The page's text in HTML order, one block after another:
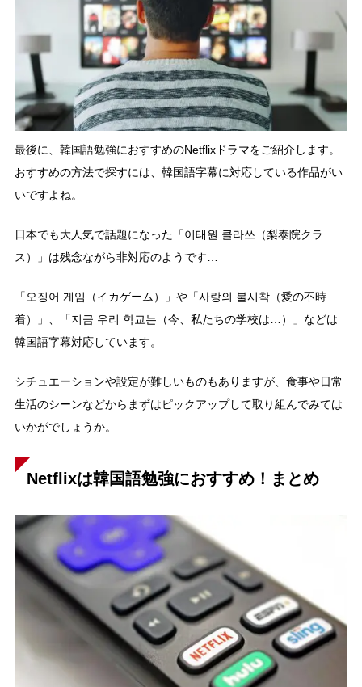
最後に、韓国語勉強におすすめのNetflixドラマをご紹介します。
おすすめの方法で探すには、韓国語字幕に対応している作品がい
いですよね。
日本でも大人気で話題になった「이태원 클라쓰（梨泰院クラ
ス）」は残念ながら非対応のようです…
「오징어 게임（イカゲーム）」や「사랑의 불시착（愛の不時
着）」、「지금 우리 학교는（今、私たちの学校は…）」などは
韓国語字幕対応しています。
シチュエーションや設定が難しいものもありますが、食事や日常
生活のシーンなどからまずはピックアップして取り組んでみては
いかがでしょうか。
Netflixは韓国語勉強におすすめ！まとめ